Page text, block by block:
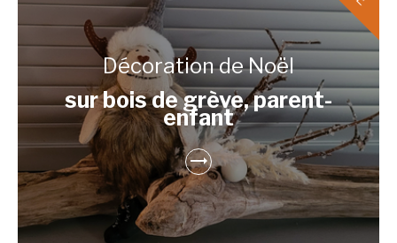
Décoration de Noël
sur bois de grève, parent-
enfant